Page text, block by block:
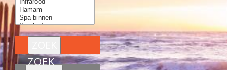
ZOEK